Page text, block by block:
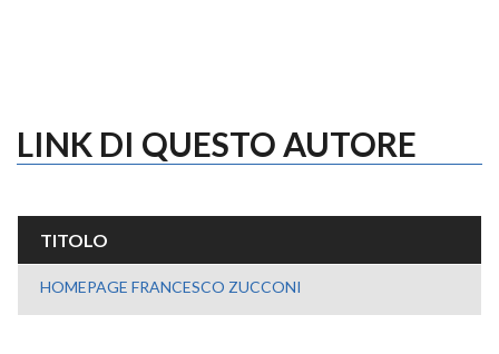
LINK DI QUESTO AUTORE
TITOLO
HOMEPAGE FRANCESCO ZUCCONI